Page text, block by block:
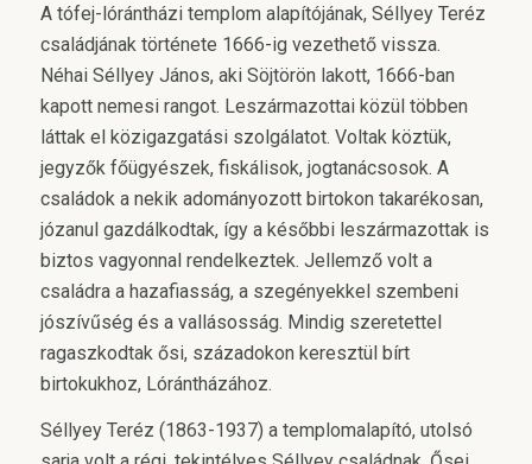
A tófej-lórántházi templom alapítójának, Séllyey Teréz
családjának története 1666-ig vezethető vissza.
Néhai Séllyey János, aki Söjtörön lakott, 1666-ban
kapott nemesi rangot. Leszármazottai közül többen
láttak el közigazgatási szolgálatot. Voltak köztük,
jegyzők főügyészek, fiskálisok, jogtanácsosok. A
családok a nekik adományozott birtokon takarékosan,
józanul gazdálkodtak, így a későbbi leszármazottak is
biztos vagyonnal rendelkeztek. Jellemző volt a
családra a hazafiasság, a szegényekkel szembeni
jószívűség és a vallásosság. Mindig szeretettel
ragaszkodtak ősi, századokon keresztül bírt
birtokukhoz, Lórántházához.
Séllyey Teréz (1863-1937) a templomalapító, utolsó